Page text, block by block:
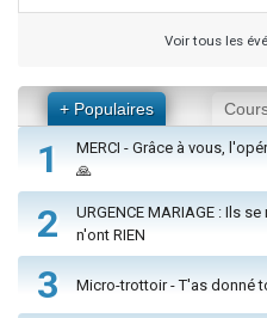
Voir tous les
+ Populaires
1
MERCI - Grâce à vous,
🙏
2
URGENCE MARIAGE : Ils
n'ont RIEN
3 Micro-trottoir - T'as donné